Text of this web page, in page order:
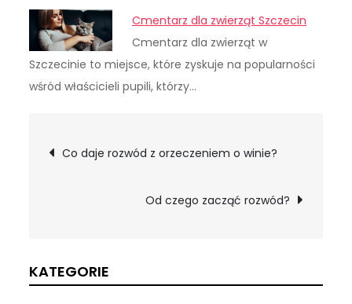
Cmentarz dla zwierząt Szczecin
Cmentarz dla zwierząt w
Szczecinie to miejsce, które zyskuje na popularności
wśród właścicieli pupili, którzy…
Nawigacja
Co daje rozwód z orzeczeniem o winie?
Od czego zacząć rozwód?
KATEGORIE